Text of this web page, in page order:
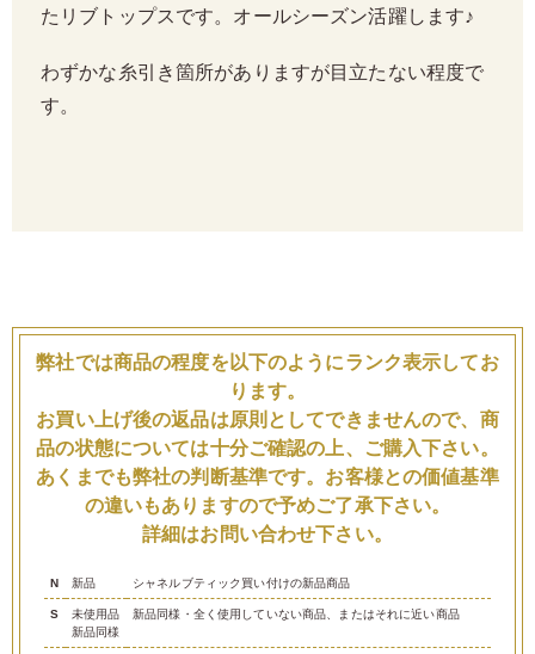
たリブトップスです。オールシーズン活躍します♪
わずかな糸引き箇所がありますが目立たない程度で
す。
弊社では商品の程度を以下のようにランク表示してお
ります。
お買い上げ後の返品は原則としてできませんので、商
品の状態については十分ご確認の上、ご購入下さい。
あくまでも弊社の判断基準です。お客様との価値基準
の違いもありますので予めご了承下さい。
詳細はお問い合わせ下さい。
N 新品 シャネルブティック買い付けの新品商品
S
未使用品
新品同様
新品同様・全く使用していない商品、またはそれに近い商品